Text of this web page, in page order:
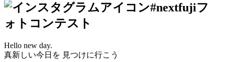
#nextfujiフ
ォトコンテスト
Hello new day.
真新しい今日を 見つけに行こう